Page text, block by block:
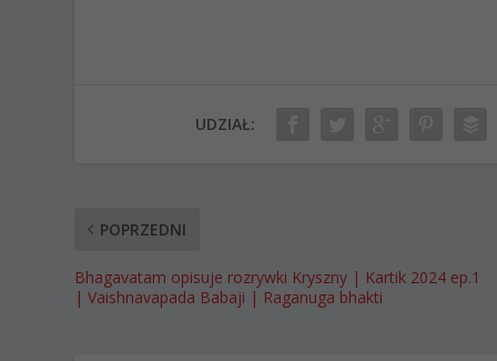
UDZIAŁ:
POPRZEDNI
Bhagavatam opisuje rozrywki Kryszny | Kartik 2024 ep.1
| Vaishnavapada Babaji | Raganuga bhakti